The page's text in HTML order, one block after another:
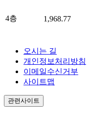
4층 1,968.77
오시는 길
개인정보처리방침
이메일수신거부
사이트맵
관련사이트